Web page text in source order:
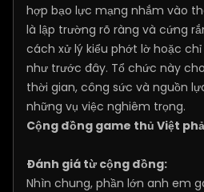
hợp bạo lực mạng nhắm vào
là lập trường rõ ràng và cứng
cách xử lý kiểu phớt lờ hoặc
như trước đây. Tổ chức này
thời gian, công sức và nguồn
những vụ việc nghiêm trọng.
Cộng đồng game thủ Việt
Đánh giá từ cộng đồng:
Nhìn chung, phần lớn anh em